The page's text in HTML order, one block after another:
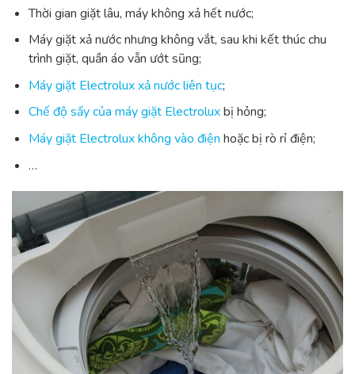
Thời gian giặt lâu, máy không xả hết nước;
Máy giặt xả nước nhưng không vắt, sau khi kết thúc chu
trình giặt, quần áo vẫn ướt sũng;
Máy giặt Electrolux xả nước liên tục;
Chế độ sấy của máy giặt Electroluxbị hỏng;
Máy giặt Electrolux không vào điện hoặc bị rò rỉ điện;
…